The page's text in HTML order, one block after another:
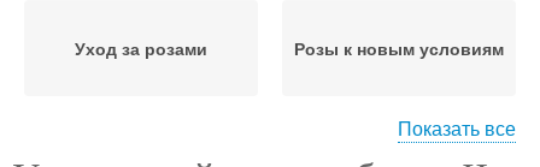
Уход за розами Розы к новым условиям
Показать все